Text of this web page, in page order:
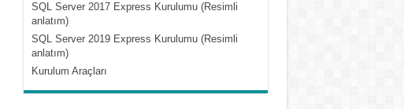
SQL Server 2017 Express Kurulumu (Resimli
anlatım)
SQL Server 2019 Express Kurulumu (Resimli
anlatım)
Kurulum Araçları